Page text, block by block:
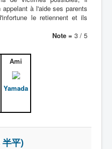
à l'aide ses parents
le retiennent et ils
Note = 3 / 5
Ami
Yamada
平)